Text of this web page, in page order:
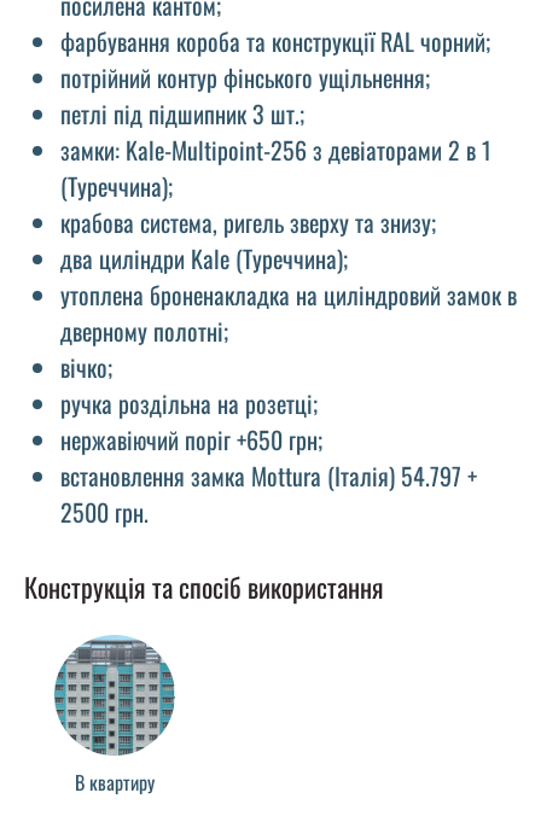
фарбування короба та конструкції RAL чорний;
потрійний контур фінського ущільнення;
петлі під підшипник 3 шт.;
замки: Kale-Multipoint-256 з девіаторами 2 в 1
(Туреччина);
крабова система, ригель зверху та знизу;
два циліндри Kale (Туреччина);
утоплена броненакладка на циліндровий замок в
дверному полотні;
вічко;
ручка роздільна на розетці;
нержавіючий поріг +650 грн;
встановлення замка Mottura (Італія) 54.797 +
2500 грн.
Конструкція та спосіб використання
В квартиру